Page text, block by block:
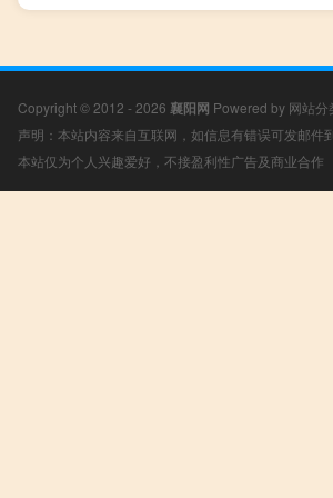
Copyright © 2012 - 2026 襄阳网 Powered by 网站分
声明：本站内容来自互联网，如信息有错误可发邮
本站仅为个人兴趣爱好，不接盈利性广告及商业合作